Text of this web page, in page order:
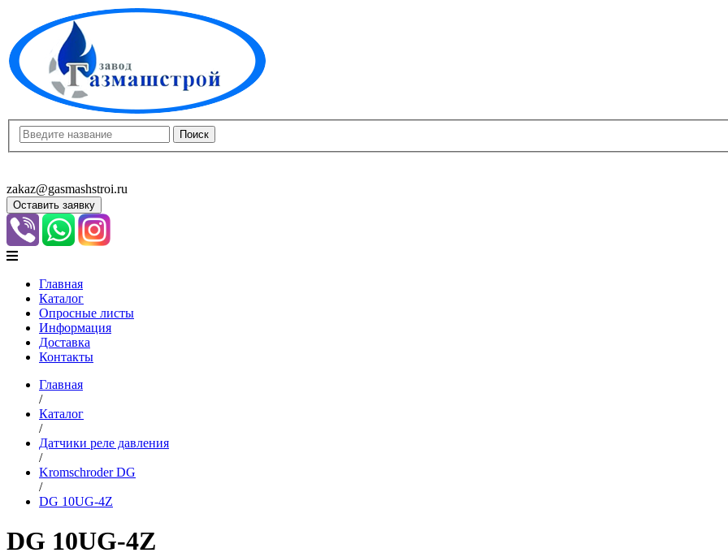
zakaz@gasmashstroi.ru
Оставить заявку
Главная
Каталог
Опросные листы
Информация
Доставка
Контакты
Главная
/
Каталог
/
Датчики реле давления
/
Kromschroder DG
/
DG 10UG-4Z
DG 10UG-4Z